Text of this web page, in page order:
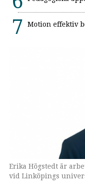
Motion effektiv
Erika Högstedt är
vid Linköpings